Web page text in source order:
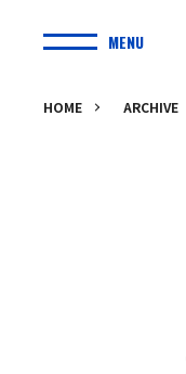
MENU
HOME ARCHIVE